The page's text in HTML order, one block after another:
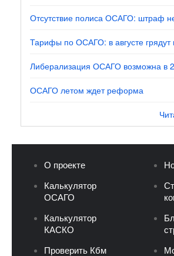
Отсутствие полиса ОСАГО: штраф
Тарифы по ОСАГО: в августе
Либерализация ОСАГО возможна в
ОСАГО летом ждет реформа
О проекте
Калькулятор
ОСАГО
Калькулятор
КАСКО
Проверить Кбм